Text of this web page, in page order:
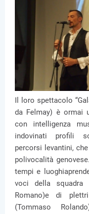
Il loro spettacolo
da Felmay) è ormai
con intelligenza
indovinati profili
percorsi levantini,
polivocalità
tempi e
voci della squadra
Romano)e di
(Tommaso